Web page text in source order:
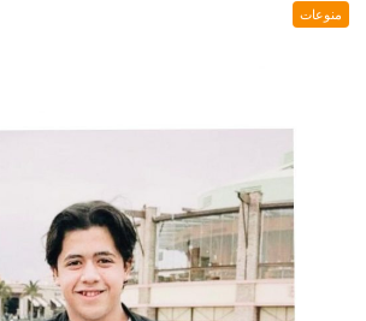
منوعات